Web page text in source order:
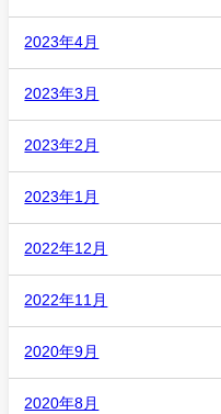
2023年4月
2023年3月
2023年2月
2023年1月
2022年12月
2022年11月
2020年9月
2020年8月